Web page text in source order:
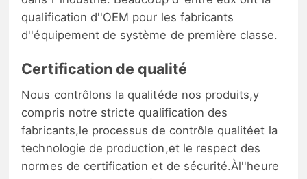
qualification d''OEM pour les fabricants
d''équipement de système de première classe.
Certification de qualité
Nous contrôlons la qualitéde nos produits,y
compris notre stricte qualification des
fabricants,le processus de contrôle qualitéet la
technologie de production,et le respect des
normes de certification et de sécurité.Àl''heure